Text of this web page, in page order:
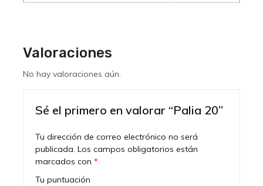
Valoraciones
No hay valoraciones aún.
Sé el primero en valorar “Palia 20”
Tu dirección de correo electrónico no será
publicada. Los campos obligatorios están
marcados con *
Tu puntuación